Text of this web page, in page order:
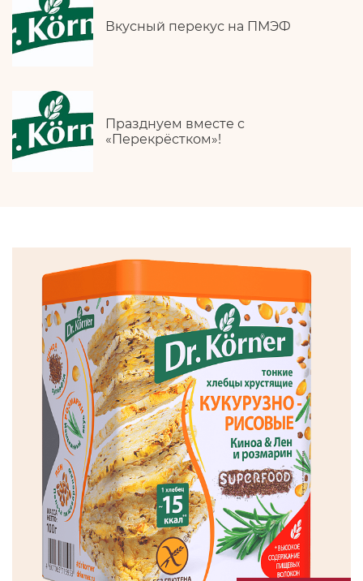
Вкусный перекус на ПМЭФ
Празднуем вместе с
«Перекрёстком»!